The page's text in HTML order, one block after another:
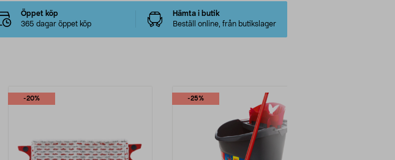
Öppet köp
365 dagar öppet köp
Hämta i butik
Beställ online, från butikslager
-20% -25%